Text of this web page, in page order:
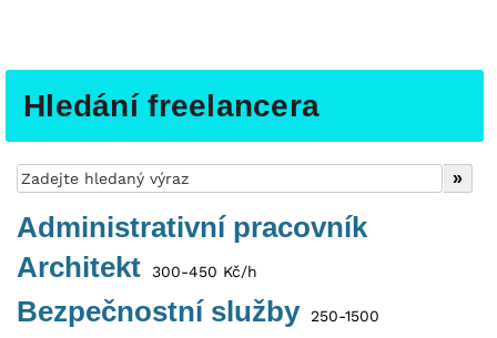
Hledání freelancera
Administrativní pracovník
Architekt 300-450 Kč/h
Bezpečnostní služby 250-1500